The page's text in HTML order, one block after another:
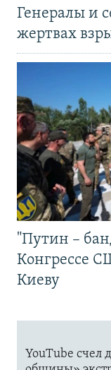
Генералы и
жертвах
"Путин –
Конгрессе
Киеву